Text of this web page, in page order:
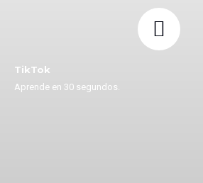
TikTok
Aprende en 30 segundos.